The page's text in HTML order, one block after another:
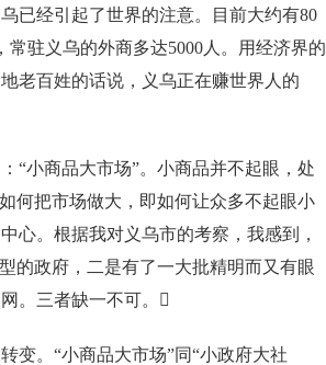
已经引起了世界的注意。目前大约有80
驻义乌的外商多达5000人。用经济界的
老百姓的话说，义乌正在赚世界人的
小商品大市场”。小商品并不起眼，处
何把市场做大，即如何让众多不起眼小
心。根据我对义乌市的考察，我感到，
的政府，二是有了一大批精明而又有眼
。三者缺一不可。
。“小商品大市场”同“小政府大社